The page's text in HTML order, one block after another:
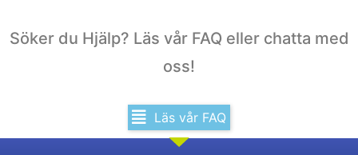
Söker du Hjälp? Läs vår FAQ eller chatta med
oss!
Läs vår FAQ